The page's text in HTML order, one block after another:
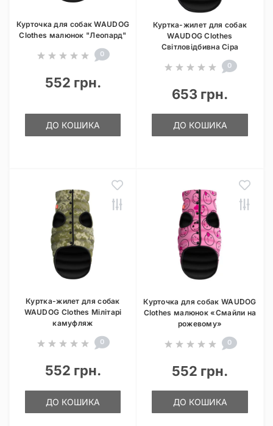
Курточка для собак WAUDOG
Clothes малюнок "Леопард"
0
552 грн.
ДО КОШИКА
Куртка-жилет для собак
WAUDOG Clothes
Світловідбивна Сіра
0
653 грн.
ДО КОШИКА
Куртка-жилет для собак
WAUDOG Clothes Мілітарі
камуфляж
0
552 грн.
ДО КОШИКА
Курточка для собак WAUDOG
Clothes малюнок «Смайли на
рожевому»
0
552 грн.
ДО КОШИКА